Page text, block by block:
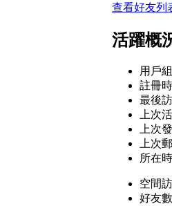
查看好友列
活躍概
用戶
註冊
最後
上次
上次
上次
所在
空間
好友